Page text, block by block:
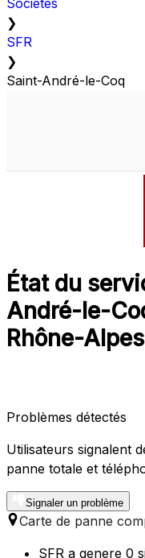
Sociétés
❯
SFR
❯
Saint-André-le-Coq
État du
André-le-
Rhône-Alpes
Problèmes détectés
Utilisateurs signalent
panne totale et
Signaler un problème
Carte de panne
SFR a genere 0